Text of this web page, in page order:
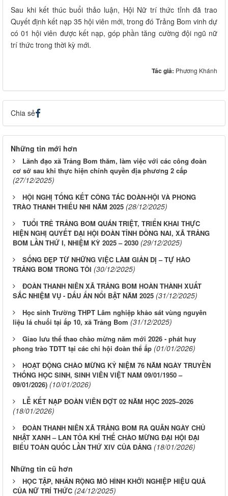
Sau khi kết thúc buổi thảo luận, Hội Nữ trí thức tỉnh đã trao
Quyết định kết nạp 35 hội viên mới, trong đó Trảng Bom vinh dự
có 01 hội viên được kết nạp, góp phần tăng cường đội ngũ nữ
trí thức trong thời kỳ mới.
Tác giả: Phương Khánh
Chia sẻ
Những tin mới hơn
Lãnh đạo xã Trảng Bom thăm, làm việc với các công đoàn
cơ sở sau khi thực hiện chính quyền địa phương 2 cấp
(27/12/2025)
HỘI NGHỊ TỔNG KẾT CÔNG TÁC ĐOÀN-HỘI VÀ PHONG
TRÀO THANH THIẾU NHI NĂM 2025 (28/12/2025)
TUỔI TRẺ TRẢNG BOM QUÁN TRIỆT, TRIỂN KHAI THỰC
HIỆN NGHỊ QUYẾT ĐẠI HỘI ĐOÀN TỈNH ĐỒNG NAI, XÃ TRẢNG
BOM LẦN THỨ I, NHIỆM KỲ 2025 – 2030 (29/12/2025)
SỐNG ĐẸP TỪ NHỮNG VIỆC LÀM GIẢN DỊ – TỰ HÀO
TRẢNG BOM TRONG TÔI (30/12/2025)
ĐOÀN THANH NIÊN XÃ TRẢNG BOM HOÀN THÀNH XUẤT
SẮC NHIỆM VỤ - DẤU ẤN NỔI BẬT NĂM 2025 (31/12/2025)
Học sinh Trường THPT Lâm nghiệp khảo sát vùng nguyên
liệu lá chuối tại ấp 10, xã Trảng Bom (31/12/2025)
Giao lưu thể thao chào mừng năm mới 2026 - phát huy
phong trào TDTT tại các chi hội đoàn thể ấp (01/01/2026)
HOẠT ĐỘNG CHÀO MỪNG KỶ NIỆM 76 NĂM NGÀY TRUYỀN
THỐNG HỌC SINH, SINH VIÊN VIỆT NAM 09/01/1950 –
09/01/2026) (10/01/2026)
LỄ KẾT NẠP ĐOÀN VIÊN ĐỢT 02 NĂM HỌC 2025–2026
(18/01/2026)
ĐOÀN THANH NIÊN XÃ TRẢNG BOM RA QUÂN NGÀY CHỦ
NHẬT XANH – LAN TỎA KHÍ THẾ CHÀO MỪNG ĐẠI HỘI ĐẠI
BIỂU TOÀN QUỐC LẦN THỨ XIV CỦA ĐẢNG (18/01/2026)
Những tin cũ hơn
HỌC TẬP, NHÂN RỘNG MÔ HÌNH KHỞI NGHIỆP HIỆU QUẢ
CỦA NỮ TRÍ THỨC (24/12/2025)